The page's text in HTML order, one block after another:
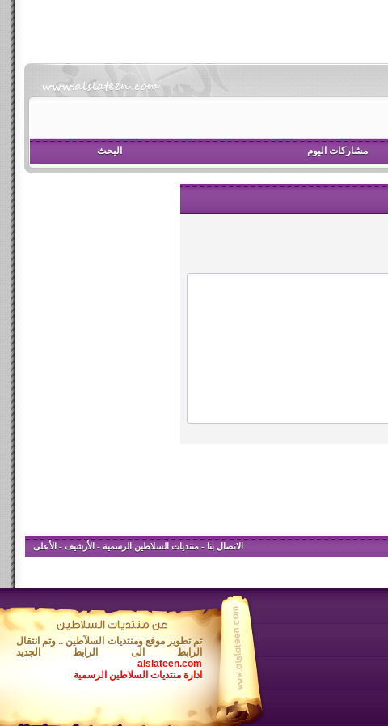
مشاركات اليوم البحث
الاتصال بنا -منتديات السلاطين الرسمية - الأرشيف - الأعلى
تم تطوير موقع ومنتديات السلآطين .. وتم انتقال
الرابط الى الرابط الجديد
alslateen.com
ادارة منتديات السلاطين الرسمية